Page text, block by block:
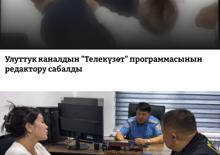
Улуттук каналдын "Телекүзөт" программасынын
редактору сабалды